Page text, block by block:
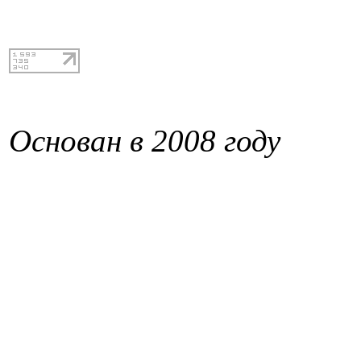
Основан в 2008 году